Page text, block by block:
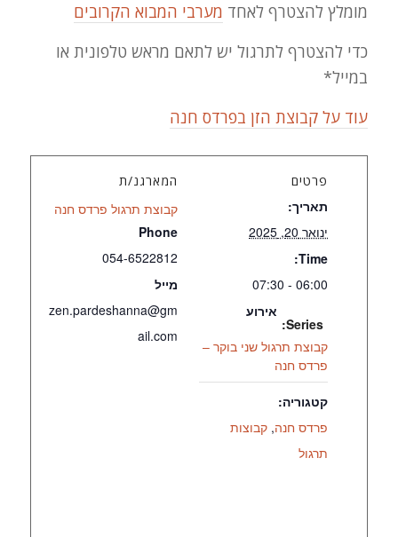
מומלץ להצטרף לאחד מערבי המבוא הקרובים
כדי להצטרף לתרגול יש לתאם מראש טלפונית או
במייל*
עוד על קבוצת הזן בפרדס חנה
פרטים
תאריך:
ינואר 20, 2025
Time:
06:00 - 07:30
Series:
קבוצת תרגול שני בוקר –
פרדס חנה
אירוע
קטגוריה:
פרדס חנה, קבוצות
תרגול
המארגנ/ת
קבוצת תרגול פרדס חנה
Phone
054-6522812
מייל
zen.pardeshanna@gm
ail.com